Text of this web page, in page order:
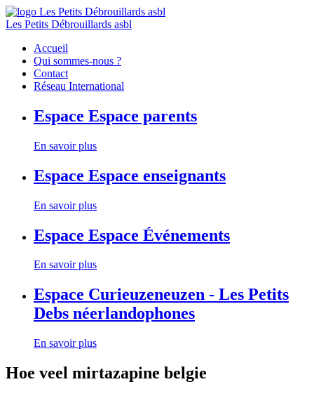
Les Petits Débrouillards asbl
Accueil
Qui sommes-nous ?
Contact
Réseau International
Espace Espace parents
En savoir plus
Espace Espace enseignants
En savoir plus
Espace Espace Événements
En savoir plus
Espace Curieuzeneuzen - Les Petits
Debs néerlandophones
En savoir plus
Hoe veel mirtazapine belgie